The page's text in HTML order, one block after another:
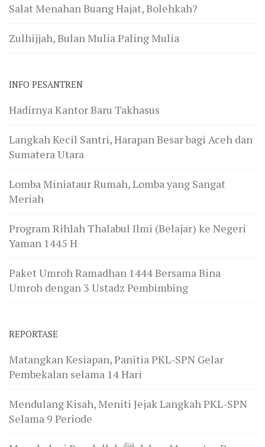
Salat Menahan Buang Hajat, Bolehkah?
Zulhijjah, Bulan Mulia Paling Mulia
INFO PESANTREN
Hadirnya Kantor Baru Takhasus
Langkah Kecil Santri, Harapan Besar bagi Aceh dan
Sumatera Utara
Lomba Miniataur Rumah, Lomba yang Sangat
Meriah
Program Rihlah Thalabul Ilmi (Belajar) ke Negeri
Yaman 1445 H
Paket Umroh Ramadhan 1444 Bersama Bina
Umroh dengan 3 Ustadz Pembimbing
REPORTASE
Matangkan Kesiapan, Panitia PKL-SPN Gelar
Pembekalan selama 14 Hari
Mendulang Kisah, Meniti Jejak Langkah PKL-SPN
Selama 9 Periode